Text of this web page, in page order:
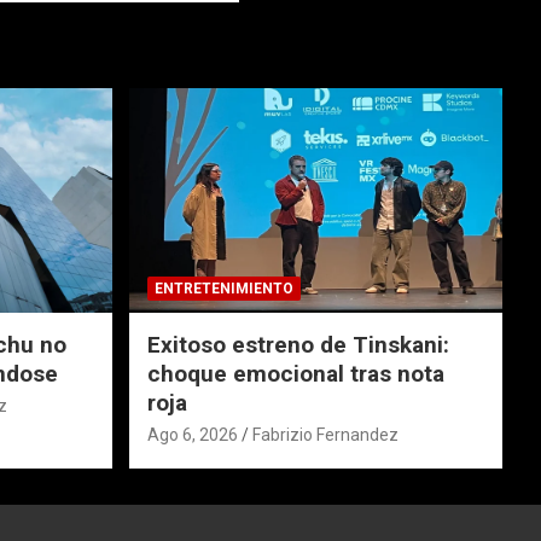
no
ENTRETENIMIENTO
Exitoso estreno de Tinskani:
choque emocional tras nota
roja
Ago 6, 2026 Fabrizio Fernandez